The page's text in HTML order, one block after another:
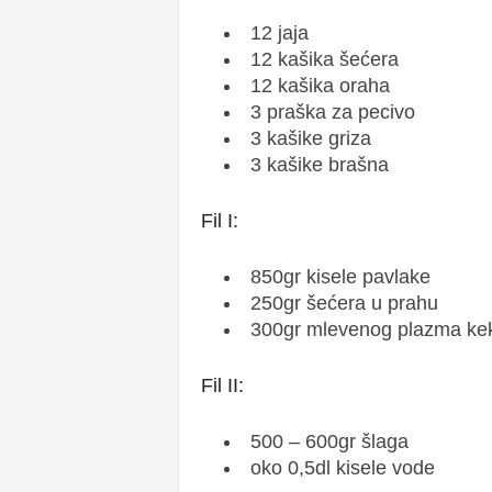
12 jaja
12 kašika šećera
12 kašika oraha
3 praška za pecivo
3 kašike griza
3 kašike brašna
Fil I:
850gr kisele pavlake
250gr šećera u prahu
300gr mlevenog plazma
Fil II:
500 – 600gr šlaga
oko 0,5dl kisele vode